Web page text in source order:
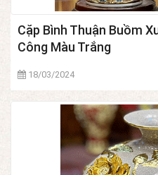
Cặp Bình Thuận Buồm
Công Màu Trắng
18/03/2024